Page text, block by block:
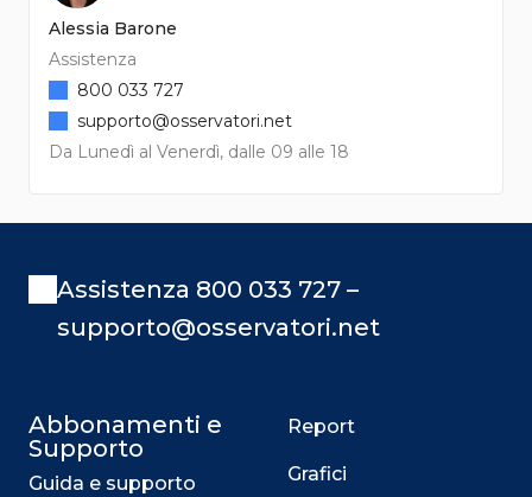
Alessia Barone
Assistenza
Da Lunedì al Venerdì, dalle 09 alle 18
800 033 727
supporto@osservatori.net
Assistenza 800 033 727 –
supporto@osservatori.net
Abbonamenti e
Supporto
Guida e supporto
Report
Grafici